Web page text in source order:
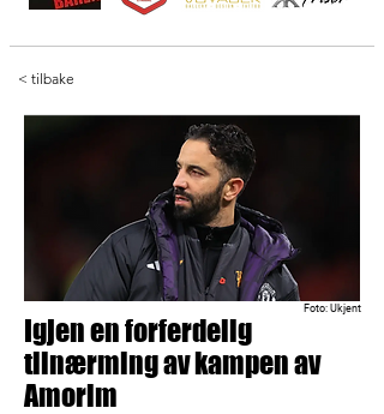
< tilbake
Foto: Ukjent
Igjen en forferdelig
tilnærming av kampen av
Amorim